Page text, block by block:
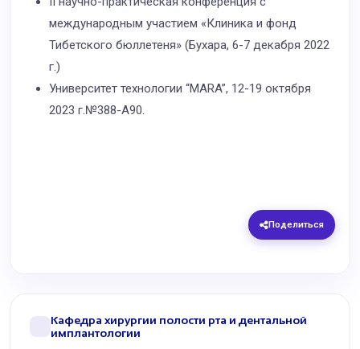
международным участием «Клиника и фонд
Тибетского бюллетеня» (Бухара, 6-7 декабря 2022
г.)
Университет технологии “MARA”, 12-19 октября
2023 г.№388-А90.
Поделиться
Кафедра хирургии полости рта и дентальной
имплантологии